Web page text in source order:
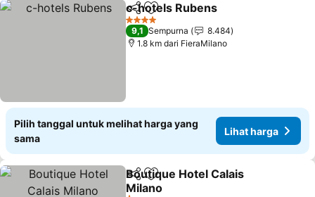
BagikanTambahkan ke favorit
c-hotels Rubens
4 Bintang
9,1 Sempurna
8.484
1.8 km dari FieraMilano
Pilih tanggal untuk melihat harga yang
sama
Lihat harga
BagikanTambahkan ke favorit
Boutique Hotel Calais
Milano